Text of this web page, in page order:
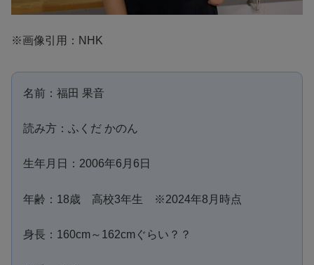
※画像引用：NHK
名前：福田 果音
読み方：ふくだ かのん
生年月日：2006年6月6日
年齢：18歳 高校3年生 ※2024年8月時点
身長：160cm～162cmぐらい？？